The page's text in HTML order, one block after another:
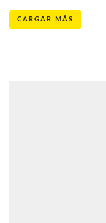
CARGAR MÁS